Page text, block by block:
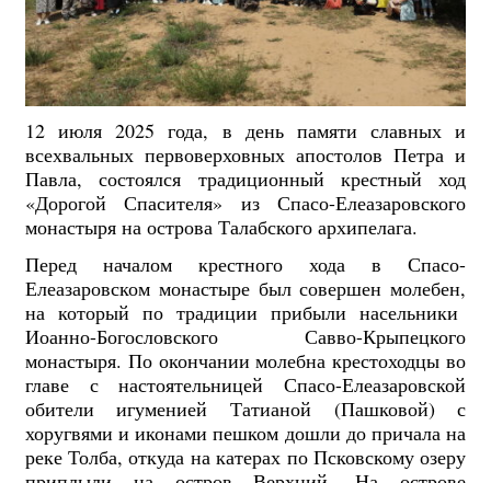
12 июля 2025 года, в день памяти славных и
всехвальных первоверховных апостолов Петра и
Павла, состоялся традиционный крестный ход
«Дорогой Спасителя» из Спасо-Елеазаровского
монастыря на острова Талабского архипелага.
Перед началом крестного хода в Спасо-
Елеазаровском монастыре был совершен молебен,
на который по традиции прибыли насельники
Иоанно-Богословского Савво-Крыпецкого
монастыря. По окончании молебна крестоходцы во
главе с настоятельницей Спасо-Елеазаровской
обители игуменией Татианой (Пашковой) с
хоругвями и иконами пешком дошли до причала на
реке Толба, откуда на катерах по Псковскому озеру